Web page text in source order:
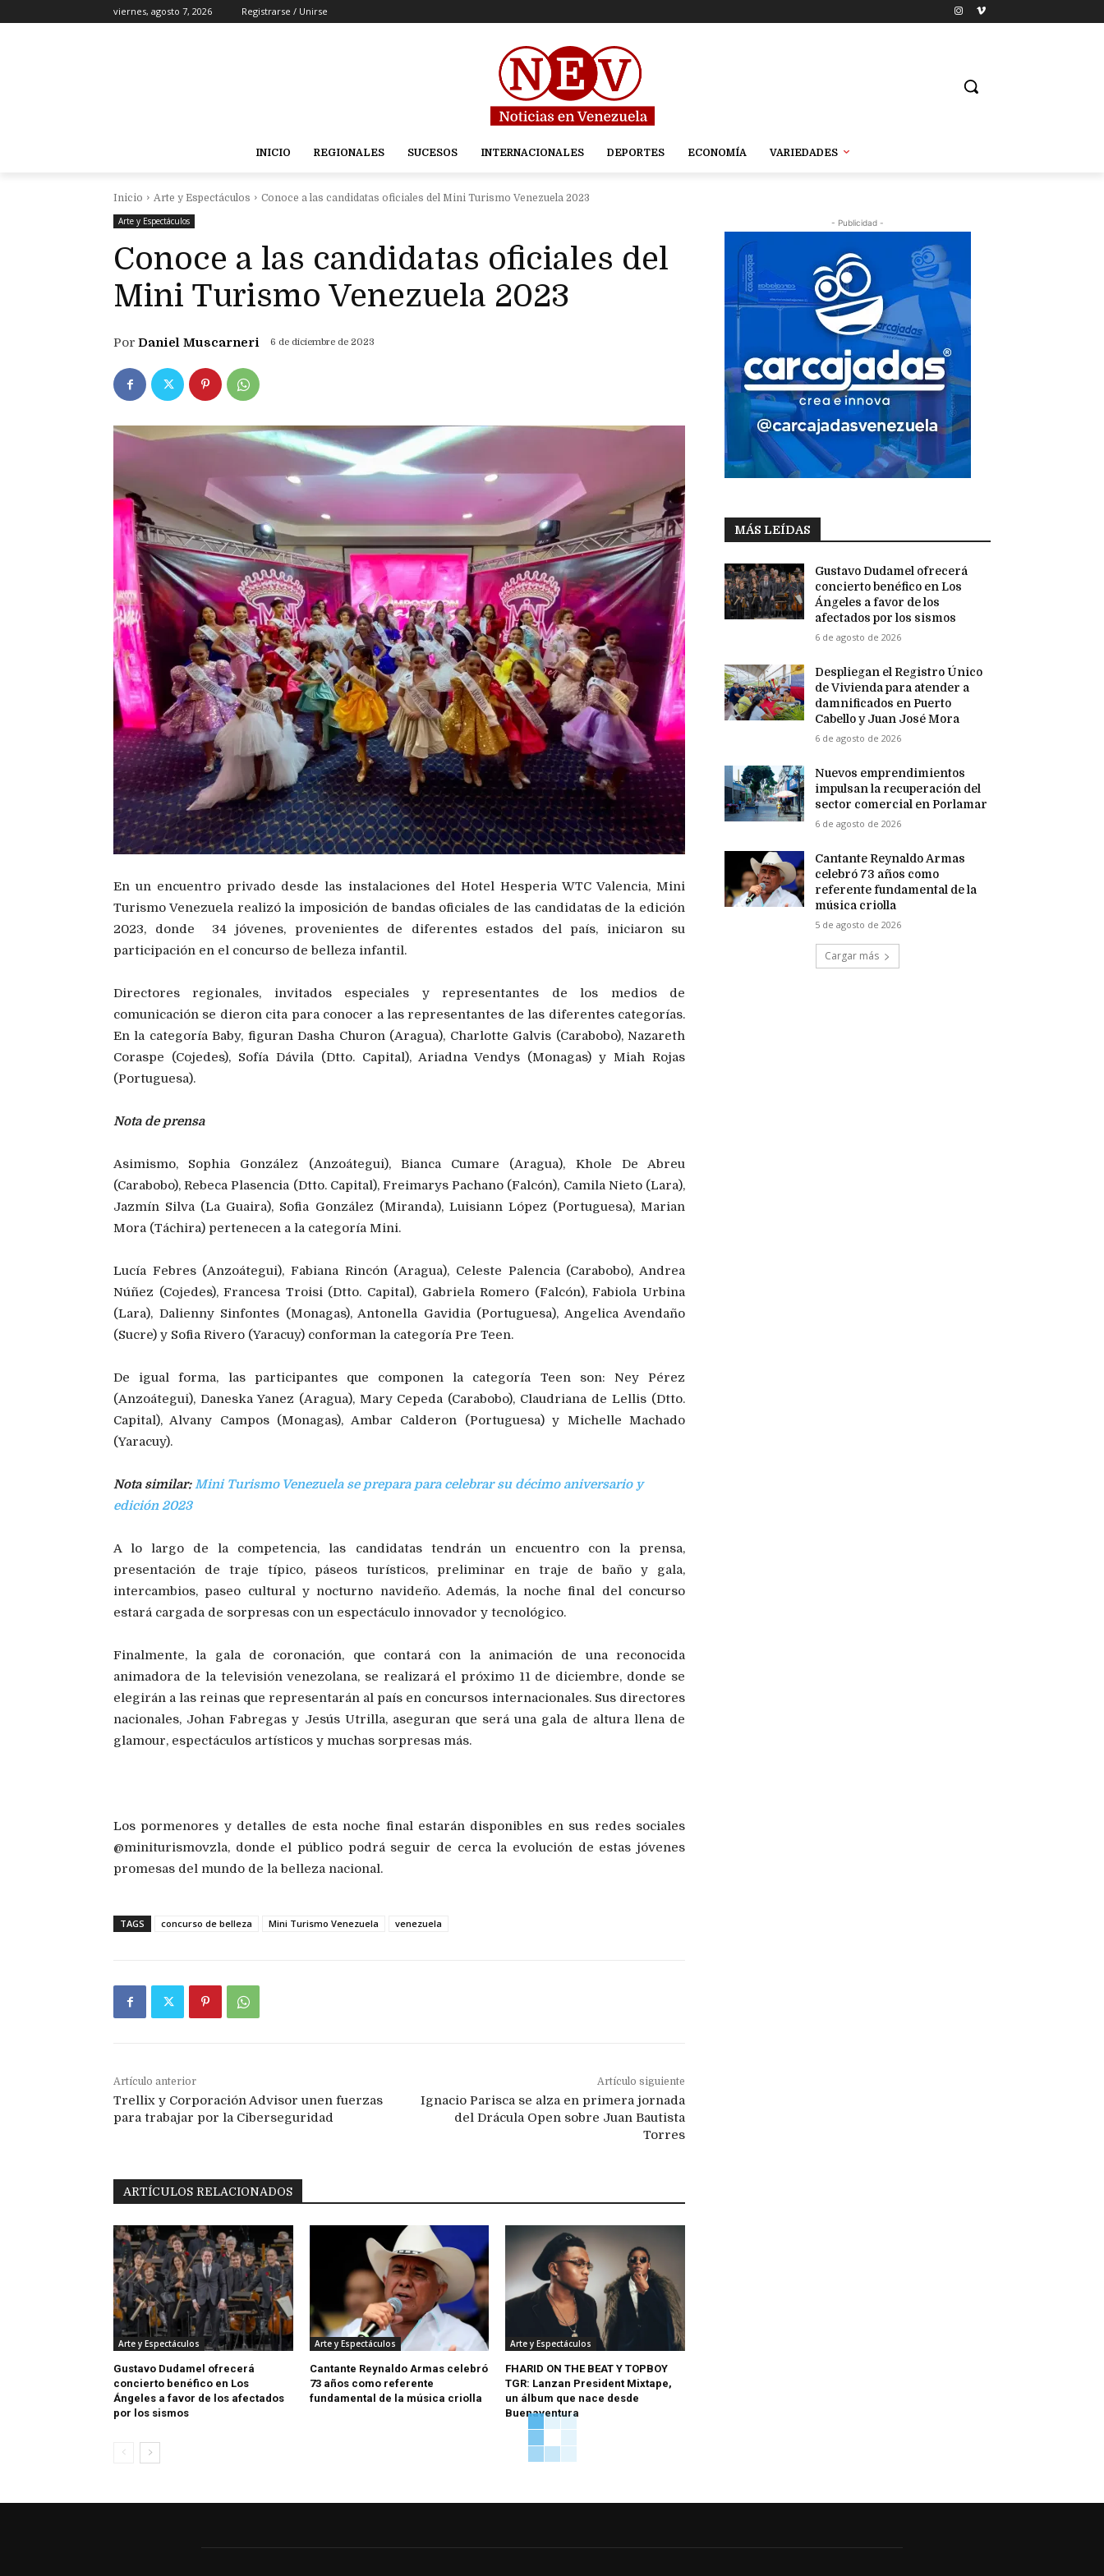
viernes, agosto 7, 2026 Registrarse / Unirse
INICIO REGIONALES SUCESOS INTERNACIONALES DEPORTES ECONOMÍA VARIEDADES
Inicio Arte y Espectáculos
Conoce a las candidatas oficiales del Mini Turismo Venezuela 2023
Arte y Espectáculos
Conoce a las candidatas oficiales del
Mini Turismo Venezuela 2023
Por Daniel Muscarneri 6 de diciembre de 2023
En un encuentro privado desde las instalaciones del Hotel Hesperia WTC Valencia, Mini
Turismo Venezuela realizó la imposición de bandas oficiales de las candidatas de la edición
2023, donde 34 jóvenes, provenientes de diferentes estados del país, iniciaron su
participación en el concurso de belleza infantil.
Directores regionales, invitados especiales y representantes de los medios de
comunicación se dieron cita para conocer a las representantes de las diferentes categorías.
En la categoría Baby, figuran Dasha Churon (Aragua), Charlotte Galvis (Carabobo), Nazareth
Coraspe (Cojedes), Sofía Dávila (Dtto. Capital), Ariadna Vendys (Monagas) y Miah Rojas
(Portuguesa).
Nota de prensa
Asimismo, Sophia González (Anzoátegui), Bianca Cumare (Aragua), Khole De Abreu
(Carabobo), Rebeca Plasencia (Dtto. Capital), Freimarys Pachano (Falcón), Camila Nieto (Lara),
Jazmín Silva (La Guaira), Sofia González (Miranda), Luisiann López (Portuguesa), Marian
Mora (Táchira) pertenecen a la categoría Mini.
Lucía Febres (Anzoátegui), Fabiana Rincón (Aragua), Celeste Palencia (Carabobo), Andrea
Núñez (Cojedes), Francesa Troisi (Dtto. Capital), Gabriela Romero (Falcón), Fabiola Urbina
(Lara), Dalienny Sinfontes (Monagas), Antonella Gavidia (Portuguesa), Angelica Avendaño
(Sucre) y Sofia Rivero (Yaracuy) conforman la categoría Pre Teen.
De igual forma, las participantes que componen la categoría Teen son: Ney Pérez
(Anzoátegui), Daneska Yanez (Aragua), Mary Cepeda (Carabobo), Claudriana de Lellis (Dtto.
Capital), Alvany Campos (Monagas), Ambar Calderon (Portuguesa) y Michelle Machado
(Yaracuy).
Nota similar:Mini Turismo Venezuela se prepara para celebrar su décimo aniversario y
edición 2023
A lo largo de la competencia, las candidatas tendrán un encuentro con la prensa,
presentación de traje típico, páseos turísticos, preliminar en traje de baño y gala,
intercambios, paseo cultural y nocturno navideño. Además, la noche final del concurso
estará cargada de sorpresas con un espectáculo innovador y tecnológico.
Finalmente, la gala de coronación, que contará con la animación de una reconocida
animadora de la televisión venezolana, se realizará el próximo 11 de diciembre, donde se
elegirán a las reinas que representarán al país en concursos internacionales. Sus directores
nacionales, Johan Fabregas y Jesús Utrilla, aseguran que será una gala de altura llena de
glamour, espectáculos artísticos y muchas sorpresas más.
Los pormenores y detalles de esta noche final estarán disponibles en sus redes sociales
@miniturismovzla, donde el público podrá seguir de cerca la evolución de estas jóvenes
promesas del mundo de la belleza nacional.
TAGS concurso de belleza Mini Turismo Venezuela venezuela
Artículo anterior
Trellix y Corporación Advisor unen fuerzas
para trabajar por la Ciberseguridad
Artículo siguiente
Ignacio Parisca se alza en primera jornada
del Drácula Open sobre Juan Bautista
Torres
ARTÍCULOS RELACIONADOS
Arte y Espectáculos
Gustavo Dudamel ofrecerá
concierto benéfico en Los
Ángeles a favor de los afectados
por los sismos
Arte y Espectáculos
Cantante Reynaldo Armas celebró
73 años como referente
fundamental de la música criolla
Arte y Espectáculos
FHARID ON THE BEAT Y TOPBOY
TGR: Lanzan President Mixtape,
un álbum que nace desde
Buenaventura
- Publicidad -
MÁS LEÍDAS
Gustavo Dudamel ofrecerá
concierto benéfico en Los
Ángeles a favor de los
afectados por los sismos
6 de agosto de 2026
Despliegan el Registro Único
de Vivienda para atender a
damnificados en Puerto
Cabello y Juan José Mora
6 de agosto de 2026
Nuevos emprendimientos
impulsan la recuperación del
sector comercial en Porlamar
6 de agosto de 2026
Cantante Reynaldo Armas
celebró 73 años como
referente fundamental de la
música criolla
5 de agosto de 2026
Cargar más